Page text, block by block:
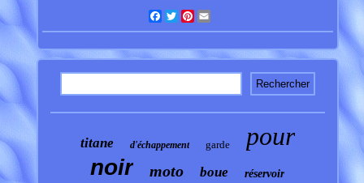
Facebook
TwitterPinterest
titane d'échappement garde pour
noir moto boue réservoir